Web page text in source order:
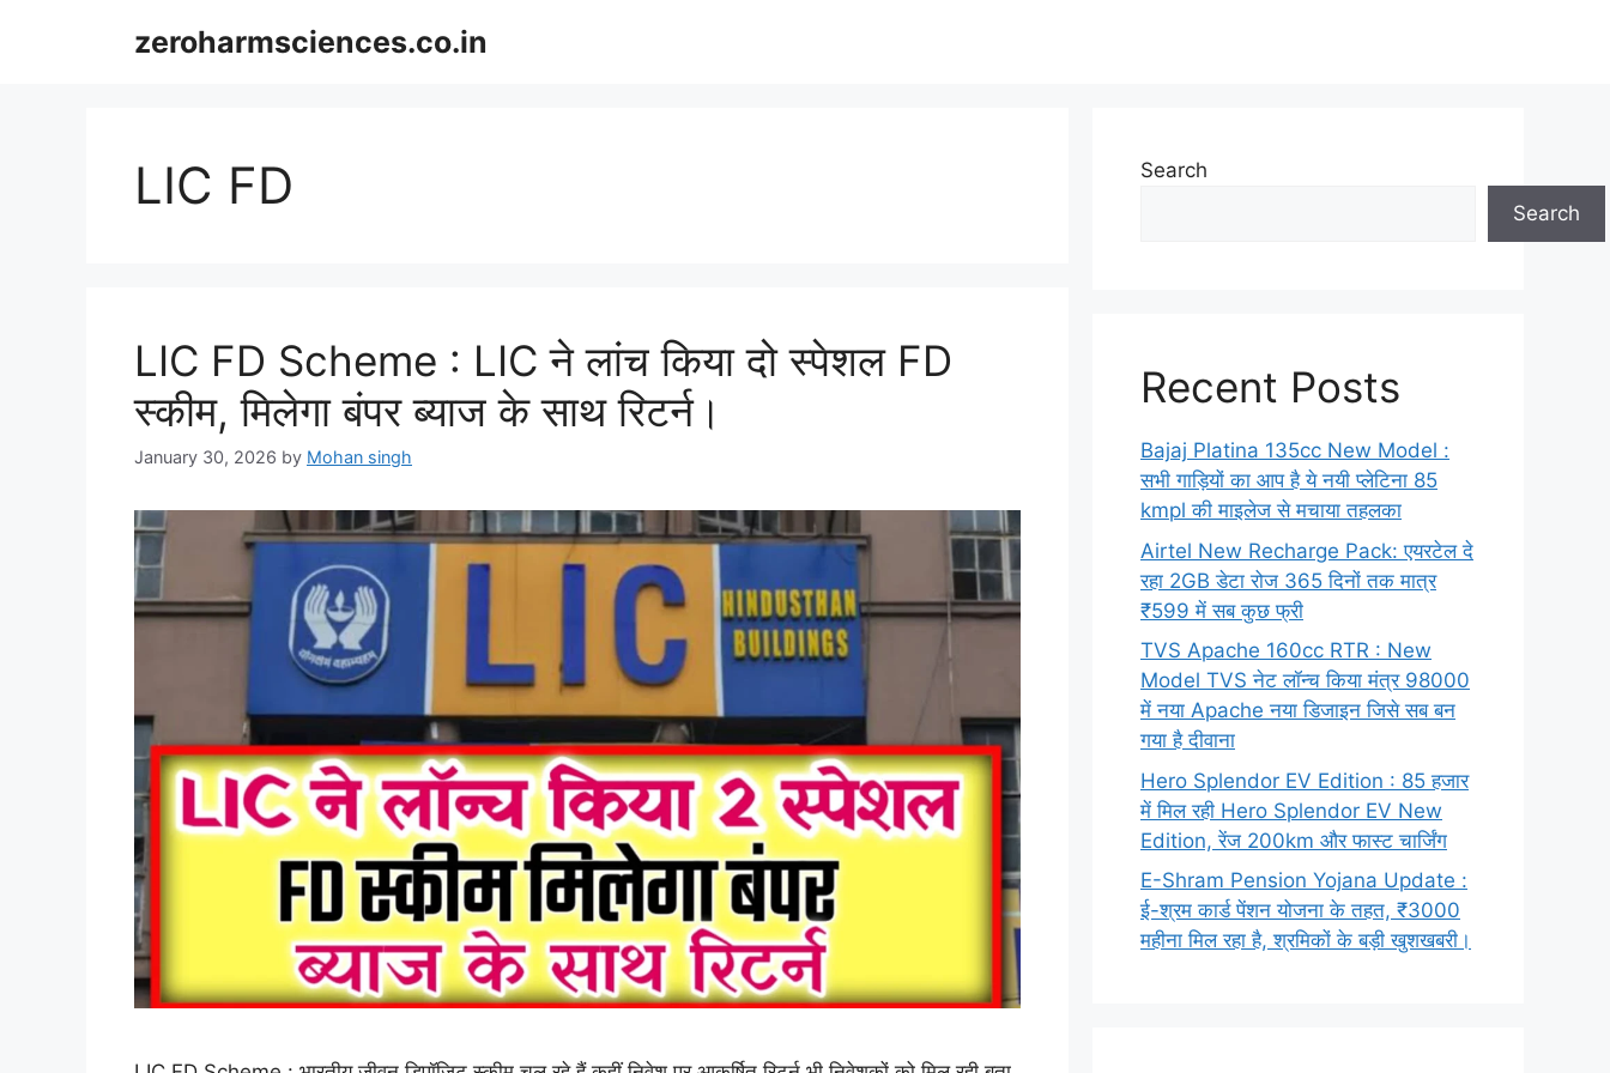
zeroharmsciences.co.in
LIC FD
LIC FD Scheme : LIC ने लांच किया दो स्पेशल FD
स्कीम, मिलेगा बंपर ब्याज के साथ रिटर्न।
January 30, 2026 by Mohan singh
Search
Search
Recent Posts
Bajaj Platina 135cc New Model :
सभी गाड़ियों का आप है ये नयी प्लेटिना 85
kmpl की माइलेज से मचाया तहलका
Airtel New Recharge Pack: एयरटेल दे
रहा 2GB डेटा रोज 365 दिनों तक मात्र
₹599 में सब कुछ फ्री
TVS Apache 160cc RTR : New
Model TVS नेट लॉन्च किया मंत्र 98000
में नया Apache नया डिजाइन जिसे सब बन
गया है दीवाना
Hero Splendor EV Edition : 85 हजार
में मिल रही Hero Splendor EV New
Edition, रेंज 200km और फास्ट चार्जिंग
E-Shram Pension Yojana Update :
ई-श्रम कार्ड पेंशन योजना के तहत, ₹3000
महीना मिल रहा है, श्रमिकों के बड़ी खुशखबरी।